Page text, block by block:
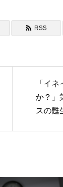
RSS
「イ
か？」
スの甦